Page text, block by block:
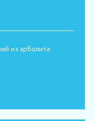
из арболита